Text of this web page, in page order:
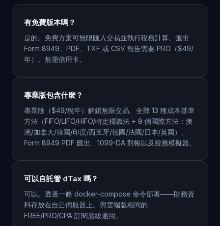
有免費版本嗎？
是的。免費方案可無限匯入交易並執行稅務計算。匯出
Form 8949、PDF、TXF 或 CSV 報告需要 PRO（$49/
年）。無需信用卡。
專業版包含什麼？
專業版（$49/稅年）解鎖無限交易、全部 13 種成本基準
方法（FIFO/LIFO/HIFO/特定標識法 + 9 個國際方法：澳
洲/加拿大/韓國/印度/西班牙/德國/法國/日本/英國）、
Form 8949 PDF 匯出、1099-DA 對帳以及稅務模擬器。
可以自託管 dTax 嗎？
可以。透過一條 docker-compose 命令部署——財務資
料存放在自己伺服器上。與雲端版相同的
FREE/PRO/CPA 訂閱層級適用。